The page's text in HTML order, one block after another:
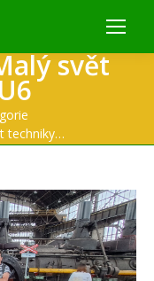
svět
techniky…